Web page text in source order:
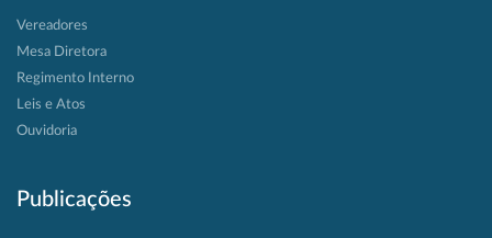
Vereadores
Mesa Diretora
Regimento Interno
Leis e Atos
Ouvidoria
Publicações